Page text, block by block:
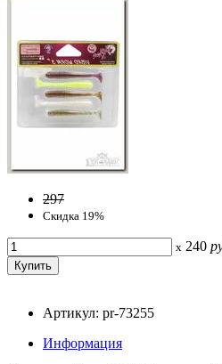
297
Скидка 19%
x 240
Артикул: pr-73255
Информация